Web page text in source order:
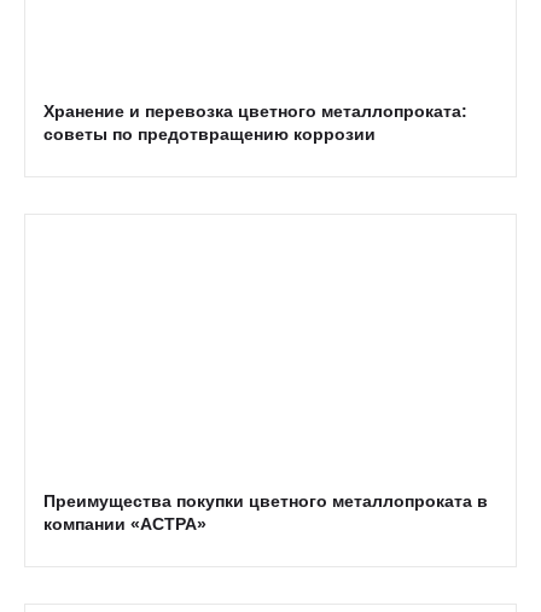
Хранение и перевозка цветного металлопроката:
советы по предотвращению коррозии
Преимущества покупки цветного металлопроката в
компании «АСТРА»